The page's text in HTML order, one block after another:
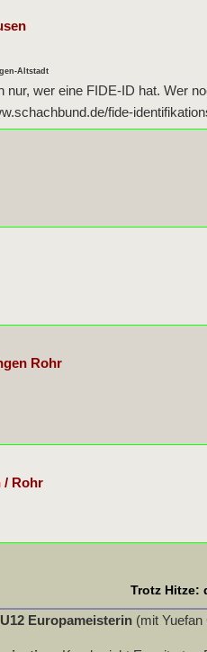
Altstadt
wer eine FIDE-ID hat. Wer
fide-
Rohr
/ Rohr
Trotz Hitze:
U12 Europameisterin (mit Yuefan